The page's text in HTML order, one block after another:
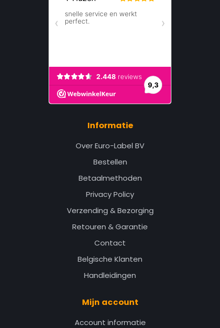
Informatie
Over Euro-Label BV
Bestellen
Betaalmethoden
Privacy Policy
Verzending & Bezorging
Retouren & Garantie
Contact
Belgische Klanten
Handleidingen
Mijn account
Account informatie